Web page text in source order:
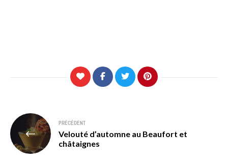
Navigation
de
l’article
PRÉCÉDENT
Velouté d’automne au Beaufort et
châtaignes